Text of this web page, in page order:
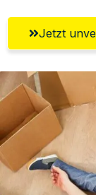
Jetzt